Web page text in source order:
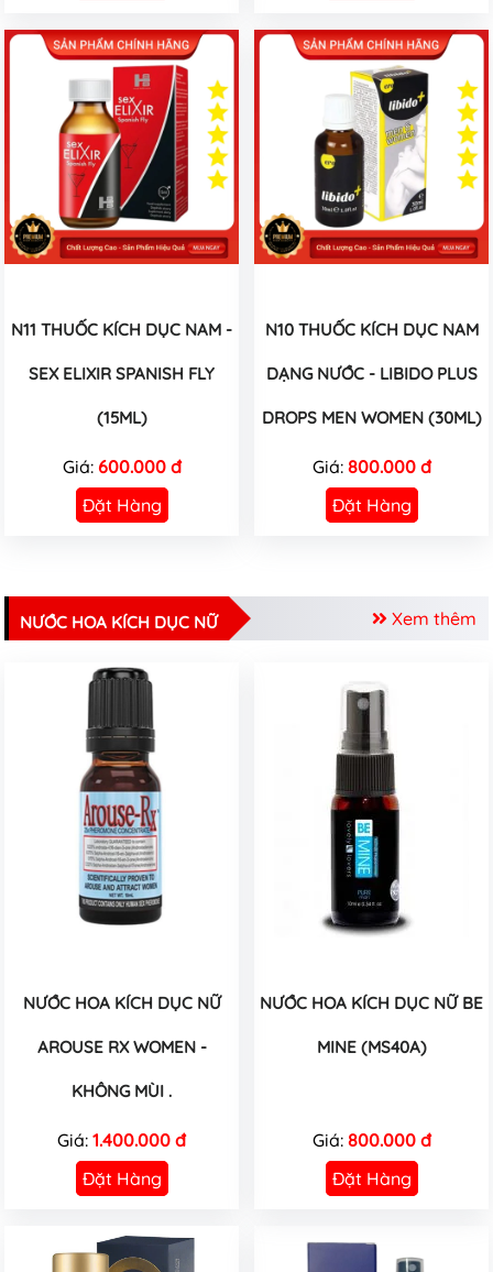
N11 THUỐC KÍCH DỤC NAM -
SEX ELIXIR SPANISH FLY
(15ML)
Giá: 600.000 đ
Đặt Hàng
N10 THUỐC KÍCH DỤC NAM
DẠNG NƯỚC - LIBIDO PLUS
DROPS MEN WOMEN (30ML)
Giá: 800.000 đ
Đặt Hàng
Xem thêm
NƯỚC HOA KÍCH DỤC NỮ
NƯỚC HOA KÍCH DỤC NỮ
AROUSE RX WOMEN -
KHÔNG MÙI .
Giá: 1.400.000 đ
Đặt Hàng
NƯỚC HOA KÍCH DỤC NỮ BE
MINE (MS40A)
Giá: 800.000 đ
Đặt Hàng